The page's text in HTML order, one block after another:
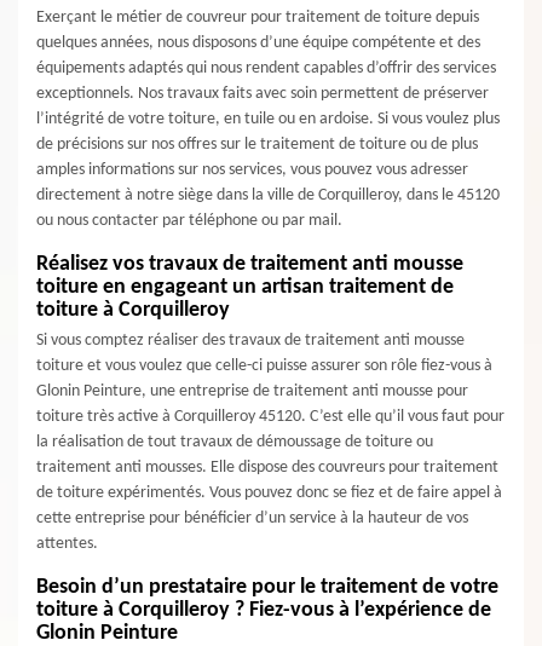
Exerçant le métier de couvreur pour traitement de toiture depuis
quelques années, nous disposons d’une équipe compétente et des
équipements adaptés qui nous rendent capables d’offrir des services
exceptionnels. Nos travaux faits avec soin permettent de préserver
l’intégrité de votre toiture, en tuile ou en ardoise. Si vous voulez plus
de précisions sur nos offres sur le traitement de toiture ou de plus
amples informations sur nos services, vous pouvez vous adresser
directement à notre siège dans la ville de Corquilleroy, dans le 45120
ou nous contacter par téléphone ou par mail.
Réalisez vos travaux de traitement anti mousse
toiture en engageant un artisan traitement de
toiture à Corquilleroy
Si vous comptez réaliser des travaux de traitement anti mousse
toiture et vous voulez que celle-ci puisse assurer son rôle fiez-vous à
Glonin Peinture, une entreprise de traitement anti mousse pour
toiture très active à Corquilleroy 45120. C’est elle qu’il vous faut pour
la réalisation de tout travaux de démoussage de toiture ou
traitement anti mousses. Elle dispose des couvreurs pour traitement
de toiture expérimentés. Vous pouvez donc se fiez et de faire appel à
cette entreprise pour bénéficier d’un service à la hauteur de vos
attentes.
Besoin d’un prestataire pour le traitement de votre
toiture à Corquilleroy ? Fiez-vous à l’expérience de
Glonin Peinture